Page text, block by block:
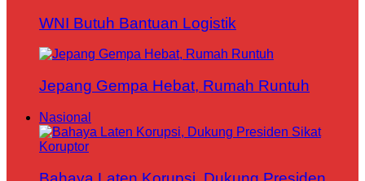
WNI Butuh Bantuan Logistik
Jepang Gempa Hebat, Rumah Runtuh
Nasional